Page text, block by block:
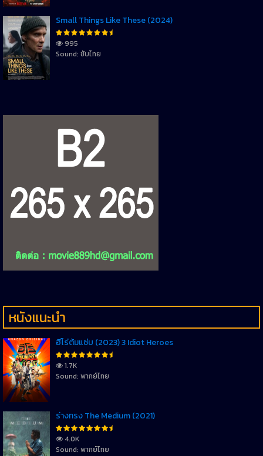
Small Things Like These (2024)
995
Sound: ซับไทย
หนังแนะนำ
ฮีโร่ต้มแซ่บ (2023) 3 Idiot Heroes
1.7K
Sound: พากย์ไทย
ร่างทรง The Medium (2021)
4.0K
Sound: พากย์ไทย